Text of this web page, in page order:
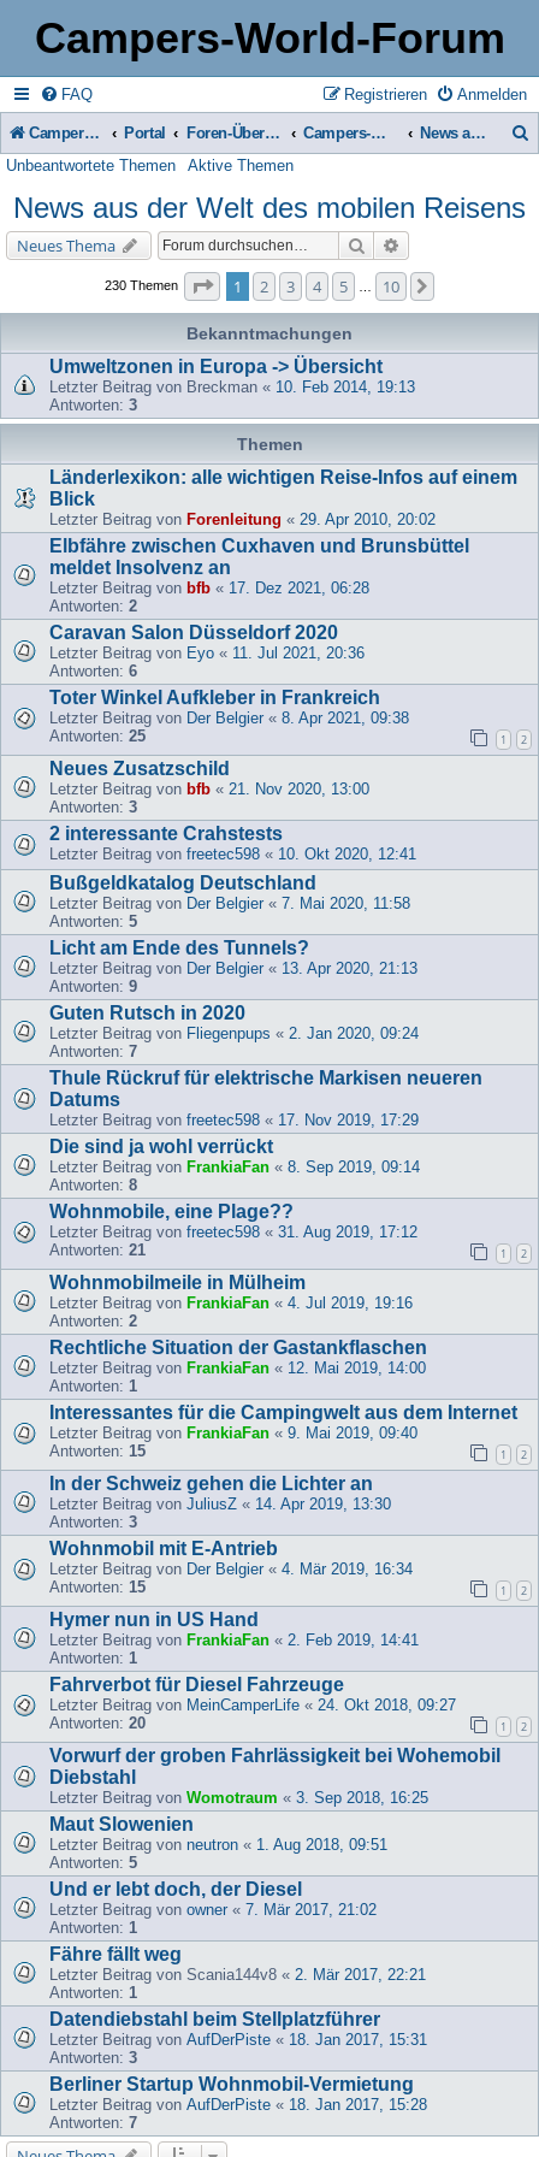
Campers-World-Forum
FAQ Anmelden
Registrieren
Campers-World-Forum Portal Foren-Übersicht Campers-World-Forum Intern News aus der Welt des mobilen Reisens
Unbeantwortete Themen Aktive Themen
News aus der Welt des mobilen Reisens
Neues Thema Suche
230 Themen Seite von
1 2 3 4 5 10
Bekanntmachungen
Umweltzonen in Europa -> Übersicht
Letzter Beitrag von Breckman « 10. Feb 2014, 19:13
Antworten: 3
Themen
Länderlexikon: alle wichtigen Reise-Infos auf einem
Blick
Letzter Beitrag von Forenleitung « 29. Apr 2010, 20:02
Elbfähre zwischen Cuxhaven und Brunsbüttel
meldet Insolvenz an
Letzter Beitrag von bfb « 17. Dez 2021, 06:28
Antworten: 2
Caravan Salon Düsseldorf 2020
Letzter Beitrag von Eyo « 11. Jul 2021, 20:36
Antworten: 6
Toter Winkel Aufkleber in Frankreich
Letzter Beitrag von Der Belgier « 8. Apr 2021, 09:38
Antworten: 25 1 2
Neues Zusatzschild
Letzter Beitrag von bfb « 21. Nov 2020, 13:00
Antworten: 3
2 interessante Crahstests
Letzter Beitrag von freetec598 « 10. Okt 2020, 12:41
Bußgeldkatalog Deutschland
Letzter Beitrag von Der Belgier « 7. Mai 2020, 11:58
Antworten: 5
Licht am Ende des Tunnels?
Letzter Beitrag von Der Belgier « 13. Apr 2020, 21:13
Antworten: 9
Guten Rutsch in 2020
Letzter Beitrag von Fliegenpups « 2. Jan 2020, 09:24
Antworten: 7
Thule Rückruf für elektrische Markisen neueren
Datums
Letzter Beitrag von freetec598 « 17. Nov 2019, 17:29
Die sind ja wohl verrückt
Letzter Beitrag von FrankiaFan « 8. Sep 2019, 09:14
Antworten: 8
Wohnmobile, eine Plage??
Letzter Beitrag von freetec598 « 31. Aug 2019, 17:12
Antworten: 21 1 2
Wohnmobilmeile in Mülheim
Letzter Beitrag von FrankiaFan « 4. Jul 2019, 19:16
Antworten: 2
Rechtliche Situation der Gastankflaschen
Letzter Beitrag von FrankiaFan « 12. Mai 2019, 14:00
Antworten: 1
Interessantes für die Campingwelt aus dem Internet
Letzter Beitrag von FrankiaFan « 9. Mai 2019, 09:40
Antworten: 15 1 2
In der Schweiz gehen die Lichter an
Letzter Beitrag von JuliusZ « 14. Apr 2019, 13:30
Antworten: 3
Wohnmobil mit E-Antrieb
Letzter Beitrag von Der Belgier « 4. Mär 2019, 16:34
Antworten: 15 1 2
Hymer nun in US Hand
Letzter Beitrag von FrankiaFan « 2. Feb 2019, 14:41
Antworten: 1
Fahrverbot für Diesel Fahrzeuge
Letzter Beitrag von MeinCamperLife « 24. Okt 2018, 09:27
Antworten: 20 1 2
Vorwurf der groben Fahrlässigkeit bei Wohemobil
Diebstahl
Letzter Beitrag von Womotraum « 3. Sep 2018, 16:25
Maut Slowenien
Letzter Beitrag von neutron « 1. Aug 2018, 09:51
Antworten: 5
Und er lebt doch, der Diesel
Letzter Beitrag von owner « 7. Mär 2017, 21:02
Antworten: 1
Fähre fällt weg
Letzter Beitrag von Scania144v8 « 2. Mär 2017, 22:21
Antworten: 1
Datendiebstahl beim Stellplatzführer
Letzter Beitrag von AufDerPiste « 18. Jan 2017, 15:31
Antworten: 3
Berliner Startup Wohnmobil-Vermietung
Letzter Beitrag von AufDerPiste « 18. Jan 2017, 15:28
Antworten: 7